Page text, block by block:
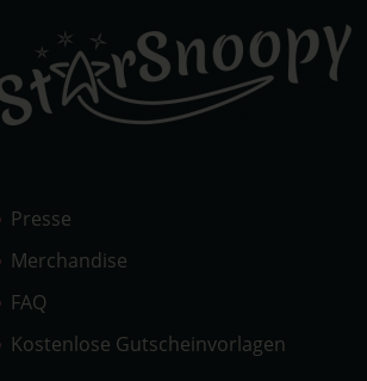
Presse
Merchandise
FAQ
Kostenlose Gutscheinvorlagen